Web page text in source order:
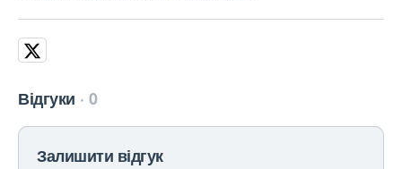
Відгуки 0
Залишити відгук